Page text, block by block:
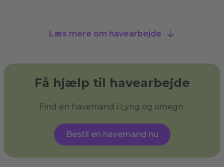
En havemand kan hjælpe med alt fra
beskæring af træer. Nogle havemænd i Lyng og
omegn tilbyder også specialiserede services
som træfældning, fliserens og anlægning af nye
kan få den have, du drømmer om, og sikre, at
din have ser velplejet ud uden at du behøver
at løfte en finger.
Hvad er haveservice?
Læs mere om havearbejde
Få hjælp til havearbejde
Find en havemand i Lyng og omegn.
Bestil en havemand nu